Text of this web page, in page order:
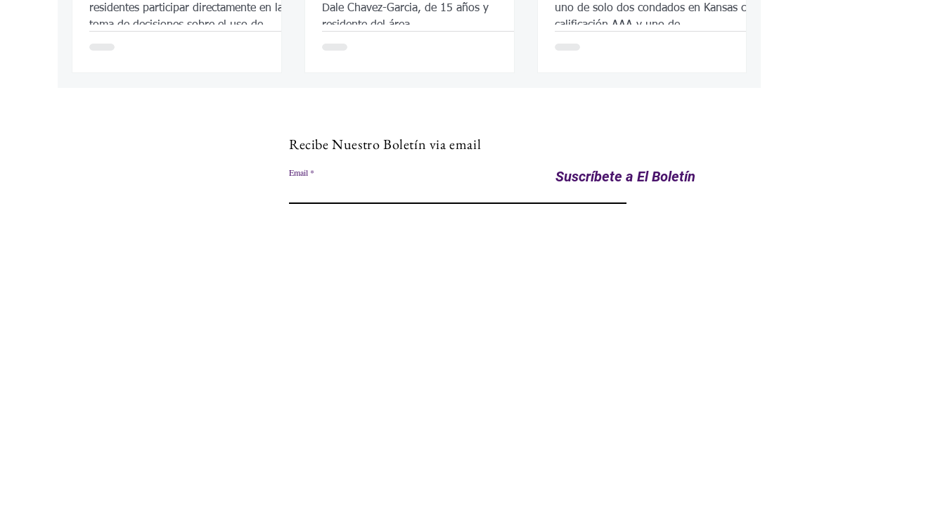
residentes participar directamente en la
toma de decisiones sobre el uso de
Dale Chavez-Garcia, de 15 años y
residente del área.
uno de solo dos condados en Kansas con
calificación AAA y uno de
Recibe Nuestro Boletín via email
Email Suscríbete a El Boletín